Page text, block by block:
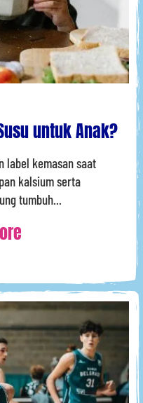
untuk Anak?
label kemasan saat
kalsium serta
tumbuh...